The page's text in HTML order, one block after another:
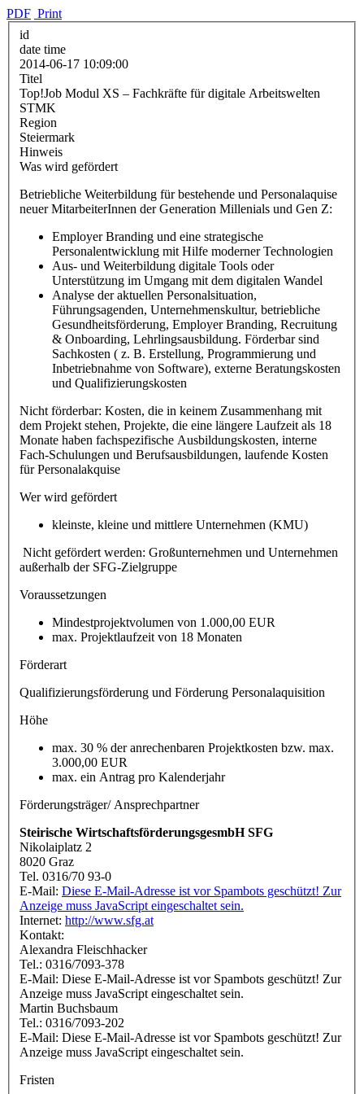
PDF Print
id
date time
2014-06-17 10:09:00
Titel
Top!Job Modul XS – Fachkräfte für digitale Arbeitswelten
STMK
Region
Steiermark
Hinweis
Was wird gefördert
Betriebliche Weiterbildung für bestehende und Personalaquise
neuer MitarbeiterInnen der Generation Millenials und Gen Z:
Employer Branding und eine strategische
Personalentwicklung mit Hilfe moderner Technologien
Aus- und Weiterbildung digitale Tools oder
Unterstützung im Umgang mit dem digitalen Wandel
Analyse der aktuellen Personalsituation,
Führungsagenden, Unternehmenskultur, betriebliche
Gesundheitsförderung, Employer Branding, Recruitung
& Onboarding, Lehrlingsausbildung. Förderbar sind
Sachkosten ( z. B. Erstellung, Programmierung und
Inbetriebnahme von Software), externe Beratungskosten
und Qualifizierungskosten
Nicht förderbar: Kosten, die in keinem Zusammenhang mit
dem Projekt stehen, Projekte, die eine längere Laufzeit als 18
Monate haben fachspezifische Ausbildungskosten, interne
Fach-Schulungen und Berufsausbildungen, laufende Kosten
für Personalakquise
Wer wird gefördert
kleinste, kleine und mittlere Unternehmen (KMU)
Nicht gefördert werden: Großunternehmen und Unternehmen
außerhalb der SFG-Zielgruppe
Voraussetzungen
Mindestprojektvolumen von 1.000,00 EUR
max. Projektlaufzeit von 18 Monaten
Förderart
Qualifizierungsförderung und Förderung Personalaquisition
Höhe
max. 30 % der anrechenbaren Projektkosten bzw. max.
3.000,00 EUR
max. ein Antrag pro Kalenderjahr
Förderungsträger/ Ansprechpartner
Steirische WirtschaftsförderungsgesmbH SFG
Nikolaiplatz 2
8020 Graz
Tel. 0316/70 93-0
E-Mail: Diese E-Mail-Adresse ist vor Spambots geschützt! Zur
Anzeige muss JavaScript eingeschaltet sein.
Internet: http://www.sfg.at
Kontakt:
Alexandra Fleischhacker
Tel.: 0316/7093-378
E-Mail: Diese E-Mail-Adresse ist vor Spambots geschützt! Zur
Anzeige muss JavaScript eingeschaltet sein.
Martin Buchsbaum
Tel.: 0316/7093-202
E-Mail: Diese E-Mail-Adresse ist vor Spambots geschützt! Zur
Anzeige muss JavaScript eingeschaltet sein.
Fristen